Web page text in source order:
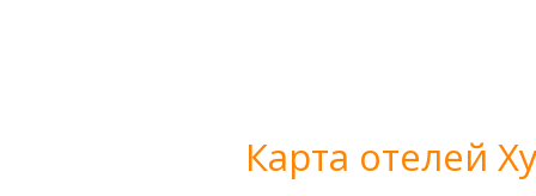
Карта отелей